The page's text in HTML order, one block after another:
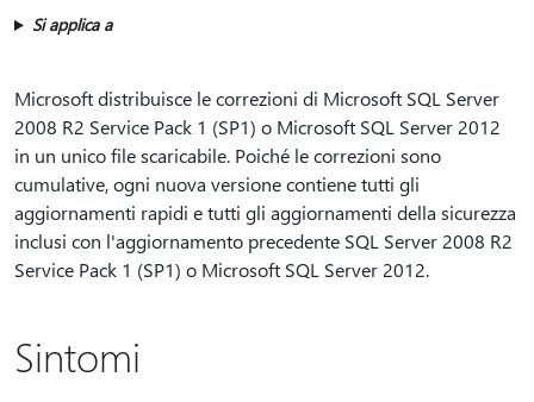
Si applica a
Microsoft distribuisce le correzioni di Microsoft SQL Server
2008 R2 Service Pack 1 (SP1) o Microsoft SQL Server 2012
in un unico file scaricabile. Poiché le correzioni sono
cumulative, ogni nuova versione contiene tutti gli
aggiornamenti rapidi e tutti gli aggiornamenti della sicurezza
inclusi con l'aggiornamento precedente SQL Server 2008 R2
Service Pack 1 (SP1) o Microsoft SQL Server 2012.
Sintomi